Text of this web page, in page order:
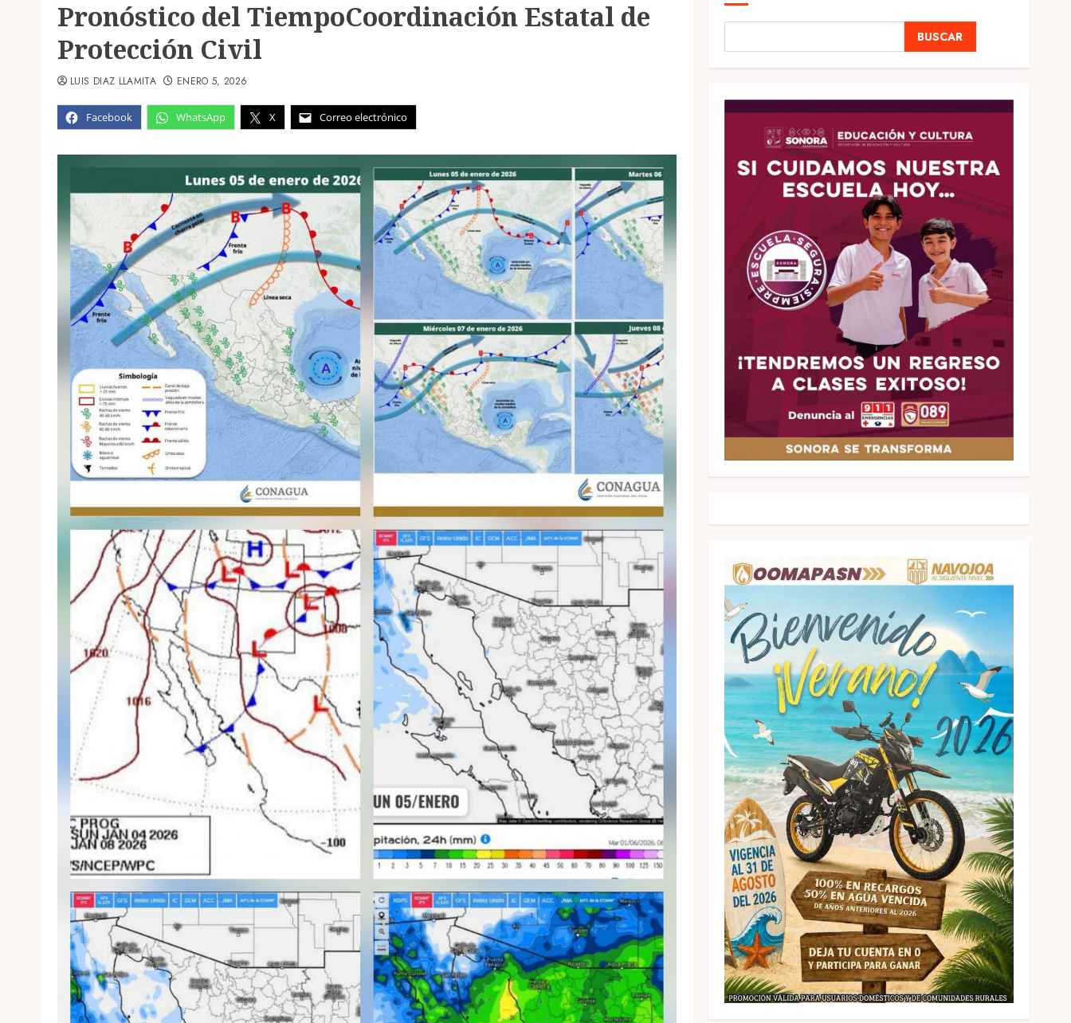
Pronóstico del TiempoCoordinación Estatal de
Protección Civil
Facebook WhatsApp X Correo electrónico
LUIS DIAZ LLAMITA ENERO 5, 2026
BUSCAR